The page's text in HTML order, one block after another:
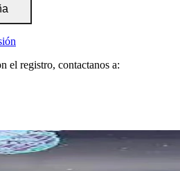
el registro, contactanos a: